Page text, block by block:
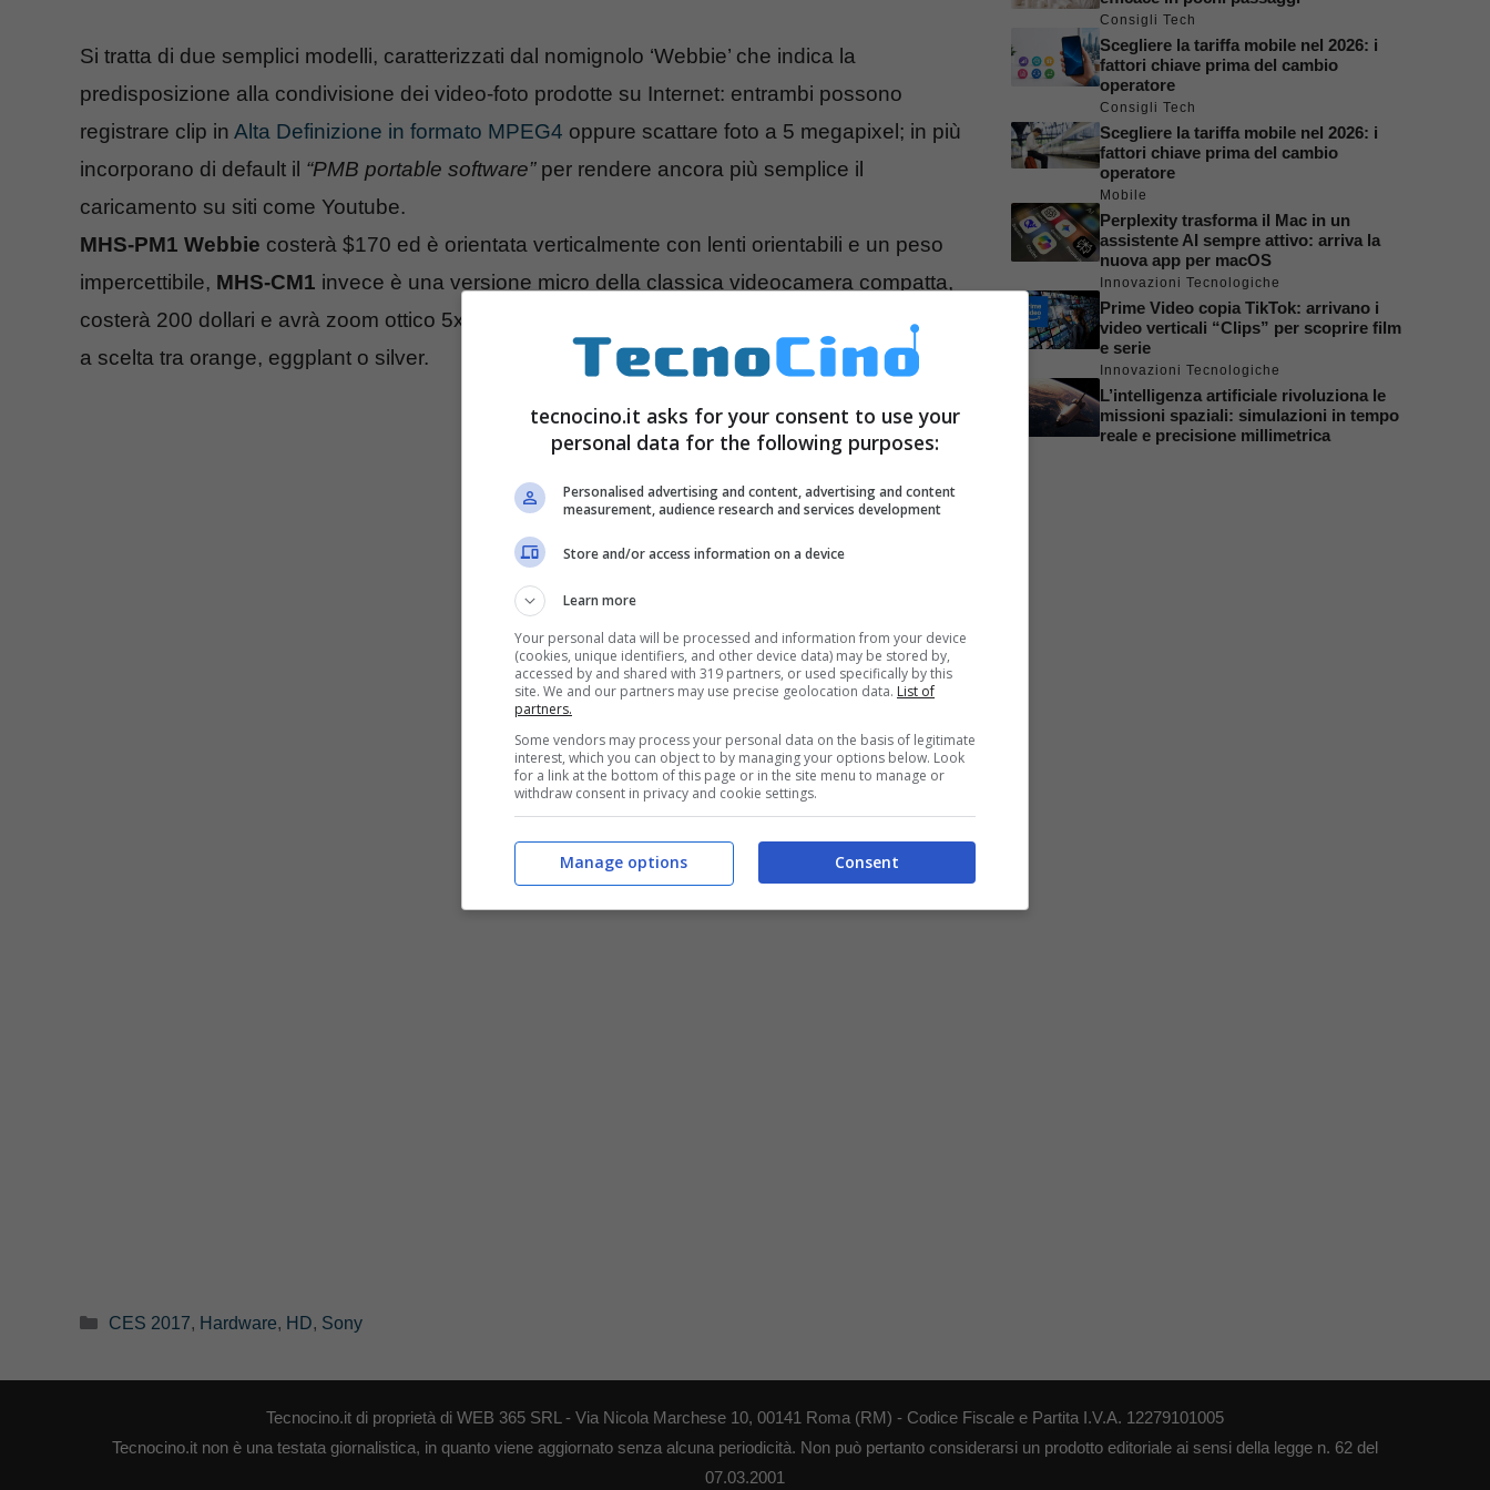
Si tratta di due semplici modelli, caratterizzati dal nomignolo ‘Webbie’ che indica la
predisposizione alla condivisione dei video-foto prodotte su Internet: entrambi possono
registrare clip in Alta Definizione in formato MPEG4 oppure scattare foto a 5 megapixel; in più
incorporano di default il “PMB portable software”per rendere ancora più semplice il
caricamento su siti come Youtube.
MHS-PM1 Webbie costerà $170 ed è orientata verticalmente con lenti orientabili e un peso
impercettibile, MHS-CM1 invece è una versione micro della classica videocamera compatta,
costerà 200 dollari e avrà zoom ottico 5x, schermo 2.5 pollici LCD. Entrambe avranno colore
a scelta tra orange, eggplant o silver.
Categorie
CES 2017, Hardware, HD, Sony
Consigli Tech
Scegliere la tariffa mobile nel 2026: i
fattori chiave prima del cambio
operatore
Consigli Tech
Scegliere la tariffa mobile nel 2026: i
fattori chiave prima del cambio
operatore
Mobile
Perplexity trasforma il Mac in un
assistente AI sempre attivo: arriva la
nuova app per macOS
Innovazioni Tecnologiche
Prime Video copia TikTok: arrivano i
video verticali “Clips” per scoprire film
e serie
Innovazioni Tecnologiche
L’intelligenza artificiale rivoluziona le
missioni spaziali: simulazioni in tempo
reale e precisione millimetrica
Tecnocino.it di proprietà di WEB 365 SRL - Via Nicola Marchese 10, 00141 Roma (RM) - Codice Fiscale e Partita I.V.A. 12279101005
Tecnocino.it non è una testata giornalistica, in quanto viene aggiornato senza alcuna periodicità. Non può pertanto considerarsi un prodotto editoriale ai sensi della legge n. 62 del
07.03.2001
tecnocino.it asks for your consent to use your
personal data for the following purposes:
Personalised advertising and content, advertising and content
measurement, audience research and services development
Store and/or access information on a device
Learn more
Your personal data will be processed and information from your device
(cookies, unique identifiers, and other device data) may be stored by,
accessed by and shared with 319 partners, or used specifically by this
site. We and our partners may use precise geolocation data. List of
partners.
Some vendors may process your personal data on the basis of legitimate
interest, which you can object to by managing your options below. Look
for a link at the bottom of this page or in the site menu to manage or
withdraw consent in privacy and cookie settings.
Consent
Manage options